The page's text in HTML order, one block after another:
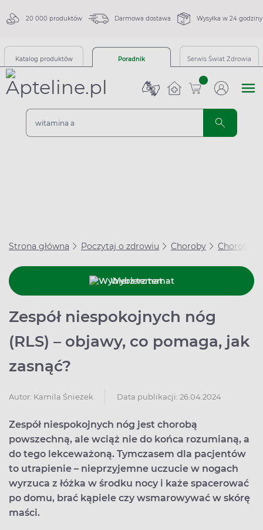
20 000 produktów Darmowa dostawa Wysyłka w 24 godziny
Katalog produktów Poradnik Serwis Świat Zdrowia
sztuk
Strona główna Poczytaj o zdrowiu Choroby Choroby i
Wybierz temat
Zespół niespokojnych nóg
(RLS) – objawy, co pomaga, jak
zasnąć?
Autor: Kamila Śnieżek Data publikacji: 26.04.2024
Zespół niespokojnych nóg jest chorobą
powszechną, ale wciąż nie do końca rozumianą, a
do tego lekceważoną. Tymczasem dla pacjentów
to utrapienie – nieprzyjemne uczucie w nogach
wyrzuca z łóżka w środku nocy i każe spacerować
po domu, brać kąpiele czy wsmarowywać w skórę
maści.